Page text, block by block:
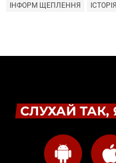
ІНФОРМ ЩЕПЛЕННЯ
ІСТОРІЯ
СЛУХАЙ ТАК,